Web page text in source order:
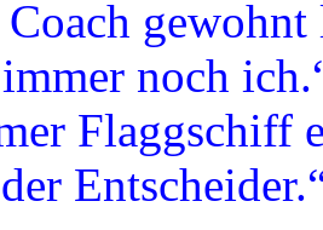
gewohnt
noch
Flaggschiff